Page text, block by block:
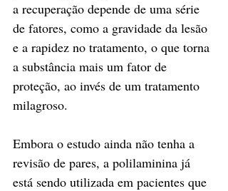
a recuperação depende de uma série
de fatores, como a gravidade da lesão
e a rapidez no tratamento, o que torna
a substância mais um fator de
proteção, ao invés de um tratamento
milagroso.
Embora o estudo ainda não tenha a
revisão de pares, a polilaminina já
está sendo utilizada em pacientes que